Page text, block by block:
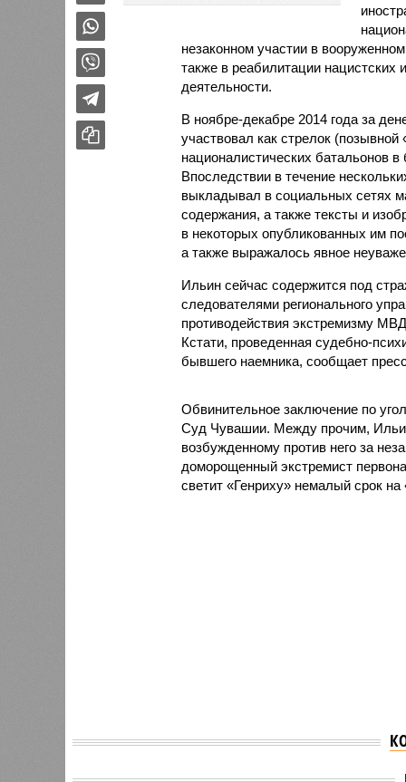
незаконном участии в
также в реабилитации нацистских
деятельности.
В ноябре-декабре 2014 года за
участвовал как стрелок (позывной
националистических батальонов
Впоследствии в течение
выкладывал в социальных сетях
содержания, а также тексты и
в некоторых опубликованных им
а также выражалось явное
Ильин сейчас содержится под
следователями регионального
противодействия экстремизму
Кстати, проведенная судебно-
бывшего наемника, сообщает
Обвинительное заключение по
Суд Чувашии. Между прочим,
возбужденному против него за
доморощенный экстремист
светит «Генриху» немалый срок на
В Чувашии еще одного
В